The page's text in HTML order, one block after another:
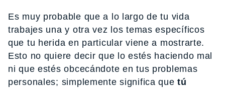
Es muy probable que a lo largo de tu vida
trabajes una y otra vez los temas específicos
que tu herida en particular viene a mostrarte.
Esto no quiere decir que lo estés haciendo mal
ni que estés obcecándote en tus problemas
personales; simplemente significa quetú